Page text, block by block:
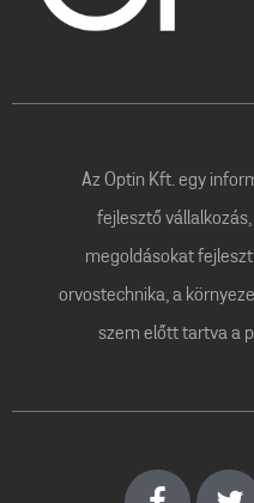
Az Optin Kft. egy
fejlesztő
megoldásokat
orvostechnika, a
szem előtt tartva a